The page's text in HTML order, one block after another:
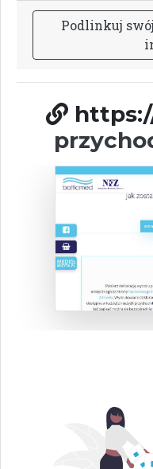
Podlinkuj swój
i